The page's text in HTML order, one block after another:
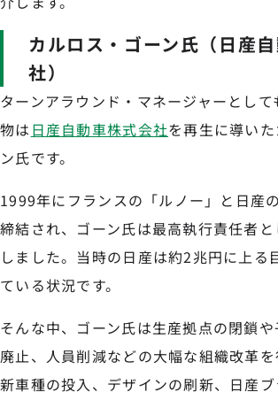
カルロス・ゴーン氏（日産
社）
ターンアラウンド・マネージャーとし
物は 日産自動車株式会社を再生に導い
ン氏です。
1999年にフランスの「ルノー」と日産
締結され、ゴーン氏は最高執行責任者
しました。当時の日産は約2兆円に上る
ている状況です。
そんな中、ゴーン氏は生産拠点の閉鎖や
廃止、人員削減などの大幅な組織改革を
新車種の投入、デザインの刷新、日産